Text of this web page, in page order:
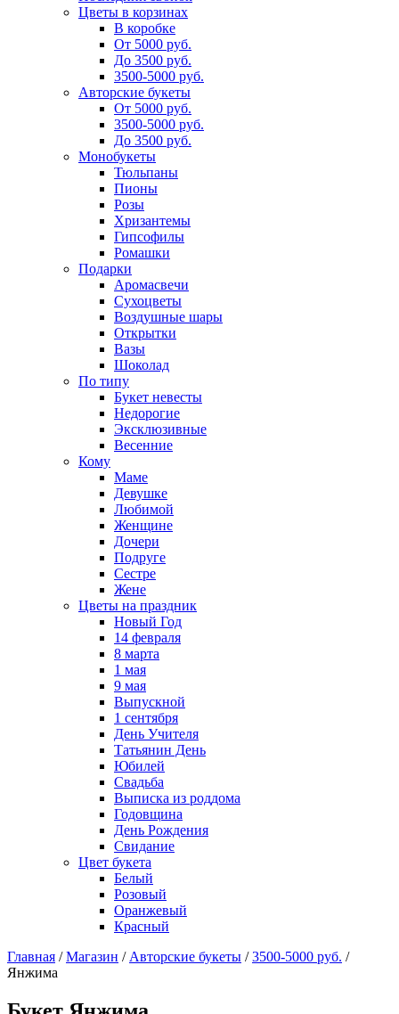
Цветы в корзинах
В коробке
От 5000 руб.
До 3500 руб.
3500-5000 руб.
Авторские букеты
От 5000 руб.
3500-5000 руб.
До 3500 руб.
Монобукеты
Тюльпаны
Пионы
Розы
Хризантемы
Гипсофилы
Ромашки
Подарки
Аромасвечи
Сухоцветы
Воздушные шары
Открытки
Вазы
Шоколад
По типу
Букет невесты
Недорогие
Эксклюзивные
Весенние
Кому
Маме
Девушке
Любимой
Женщине
Дочери
Подруге
Сестре
Жене
Цветы на праздник
Новый Год
14 февраля
8 марта
1 мая
9 мая
Выпускной
1 сентября
День Учителя
Татьянин День
Юбилей
Свадьба
Выписка из роддома
Годовщина
День Рождения
Свидание
Цвет букета
Белый
Розовый
Оранжевый
Красный
Главная / Магазин / Авторские букеты / 3500-5000 руб. /
Янжима